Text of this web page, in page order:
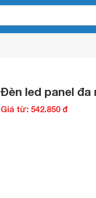
Đèn led panel đa
Giá từ: 542.850 đ